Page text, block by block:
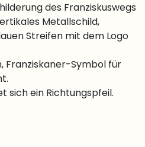
des Franziskuswegs
Metallschild,
Streifen mit dem Logo
Franziskaner-Symbol für
sich ein Richtungspfeil.